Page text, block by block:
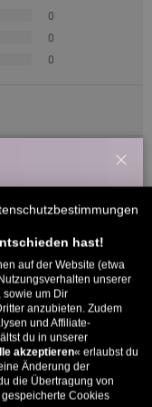
0
0
0
01/02/2025
cette marque. Le
Impeccable.
Versuchen Sie es
zugeschickt.
Aufgepasst: Du
🤫
11% ab €150 🔥
hast!
auf der Website (etwa
unserer
sowie um Dir
anzubieten. Zudem
und Affiliate-
du in unserer
akzeptieren« erlaubst du
Änderung der
die Übertragung von
Cookies